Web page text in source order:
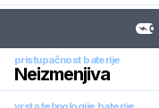
pristupačnost baterije
Neizmenjiva